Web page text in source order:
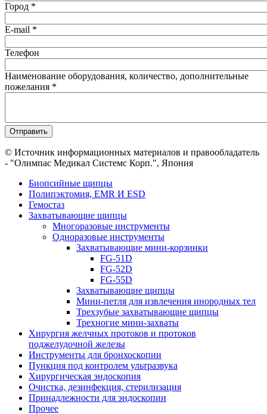
Город *
E-mail *
Телефон
Наименование оборудования, количество, дополнительные
пожелания *
© Источник информационных материалов и правообладатель
- "Олимпас Медикал Системс Корп.", Япония
Биопсийные щипцы
Полипэктомия, EMR И ESD
Гемостаз
Захватывающие щипцы
Многоразовые инструменты
Одноразовые инструменты
Захватывающие мини-корзинки
FG-51D
FG-52D
FG-55D
Захватывающие щипцы
Мини-петля для извлечения инородных тел
Трехзубые захватывающие щипцы
Трехногие мини-захваты
Хирургия желчных протоков и протоков
поджелудочной железы
Инструменты для бронхоскопии
Пункция под контролем ультразвука
Хирургическая эндоскопия
Очистка, дезинфекция, стерилизация
Принадлежности для эндоскопии
Прочее